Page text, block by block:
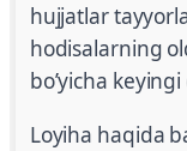
hujjatlar
hodisalarning
bo’yicha
Loyiha haqida